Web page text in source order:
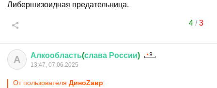
Либершизоидная предательница.
4/3
А Алкообласть(слава России)
13:47, 07.06.2025
От пользователя ДиноZавp